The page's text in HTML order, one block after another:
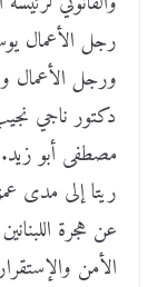
رجل الأعمال
ورجل الأعمال
دكتور ناجي
مصطفى أبو
ريتا إلى مدى
عن هجرة
الأمن